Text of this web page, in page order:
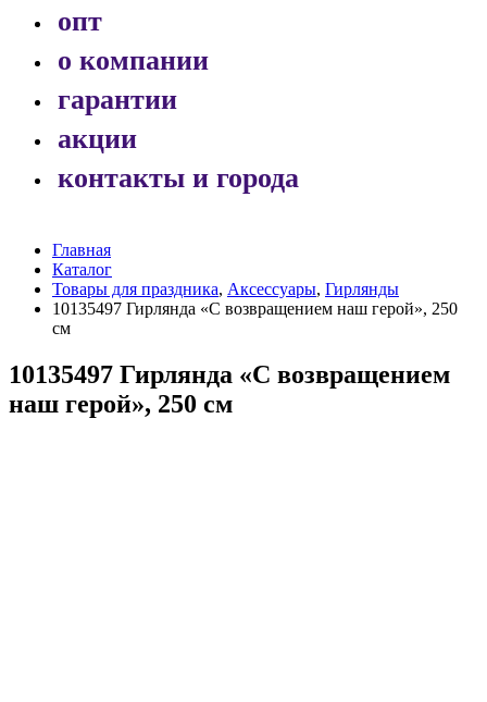
опт
о компании
гарантии
акции
контакты и города
Главная
Каталог
Товары для праздника, Аксессуары, Гирлянды
10135497 Гирлянда «С возвращением наш герой», 250
см
10135497 Гирлянда «С возвращением
наш герой», 250 см